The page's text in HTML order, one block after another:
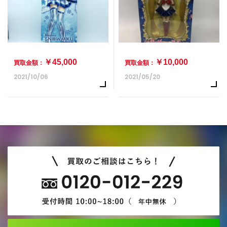
買取金額： ￥45,000
2021/10/06
買取金額： ￥10,000
2021/05/20